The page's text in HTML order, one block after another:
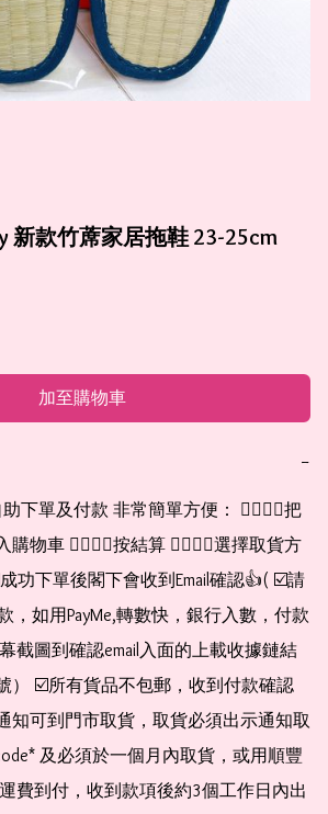
新款竹蓆家居拖鞋 23-25cm
加至購物車
−
下單及付款 非常簡單方便： 👉🏻👉🏻把
物車 👉🏻👉🏻按結算 👉🏻👉🏻選擇取貨方
功下單後閣下會收到Email確認👍( ☑️請
，如用PayMe,轉數快，銀行入數，付款
截圖到確認email入面的上載收據鏈結
） ☑️所有貨品不包郵，收到付款確認
知可到門市取貨，取貨必須出示通知取
及必須於一個月內取貨，或用順豐
費到付，收到款項後約3個工作日內出